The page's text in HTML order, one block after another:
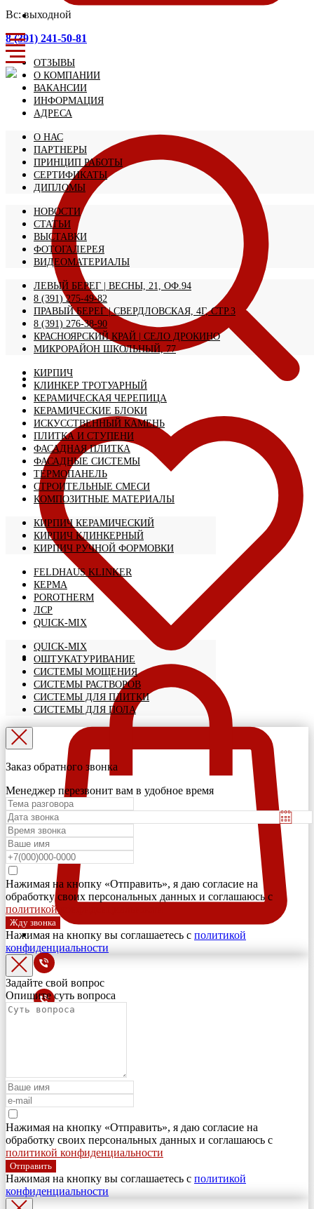
Вс: выходной
8 (391) 241-50-81
ОТЗЫВЫ
О КОМПАНИИ
ВАКАНСИИ
ИНФОРМАЦИЯ
АДРЕСА
О НАС
ПАРТНЕРЫ
ПРИНЦИП РАБОТЫ
СЕРТИФИКАТЫ
ДИПЛОМЫ
НОВОСТИ
СТАТЬИ
ВЫСТАВКИ
ФОТОГАЛЕРЕЯ
ВИДЕОМАТЕРИАЛЫ
ЛЕВЫЙ БЕРЕГ | ВЕСНЫ, 21, ОФ.94
8 (391) 275-49-82
ПРАВЫЙ БЕРЕГ | СВЕРДЛОВСКАЯ, 4Г, СТР.3
8 (391) 276-38-90
КРАСНОЯРСКИЙ КРАЙ | CЕЛО ДРОКИНО
МИКРОРАЙОН ШКОЛЬНЫЙ, 77
КИРПИЧ
КЛИНКЕР ТРОТУАРНЫЙ
КЕРАМИЧЕСКАЯ ЧЕРЕПИЦА
КЕРАМИЧЕСКИЕ БЛОКИ
ИСКУССТВЕННЫЙ КАМЕНЬ
ПЛИТКА И СТУПЕНИ
ФАСАДНАЯ ПЛИТКА
ФАСАДНЫЕ СИСТЕМЫ
ТЕРМОПАНЕЛЬ
СТРОИТЕЛЬНЫЕ СМЕСИ
КОМПОЗИТНЫЕ МАТЕРИАЛЫ
КИРПИЧ КЕРАМИЧЕСКИЙ
КИРПИЧ КЛИНКЕРНЫЙ
КИРПИЧ РУЧНОЙ ФОРМОВКИ
FELDHAUS KLINKER
КЕРМА
POROTHERM
ЛСР
QUICK-MIX
QUICK-MIX
ОШТУКАТУРИВАНИЕ
СИСТЕМЫ МОЩЕНИЯ
СИСТЕМЫ РАСТВОРОВ
СИСТЕМЫ ДЛЯ ПЛИТКИ
СИСТЕМЫ ДЛЯ ПОЛА
Заказ обратного звонка
Менеджер перезвонит вам в удобное время
Нажимая на кнопку «Отправить», я даю согласие на
обработку своих персональных данных и соглашаюсь с
политикой конфиденциальности
Жду звонка
Нажимая на кнопку вы соглашаетесь с политикой
конфиденциальности
Задайте свой вопрос
Опишите суть вопроса
Нажимая на кнопку «Отправить», я даю согласие на
обработку своих персональных данных и соглашаюсь с
политикой конфиденциальности
Отправить
Нажимая на кнопку вы соглашаетесь с политикой
конфиденциальности